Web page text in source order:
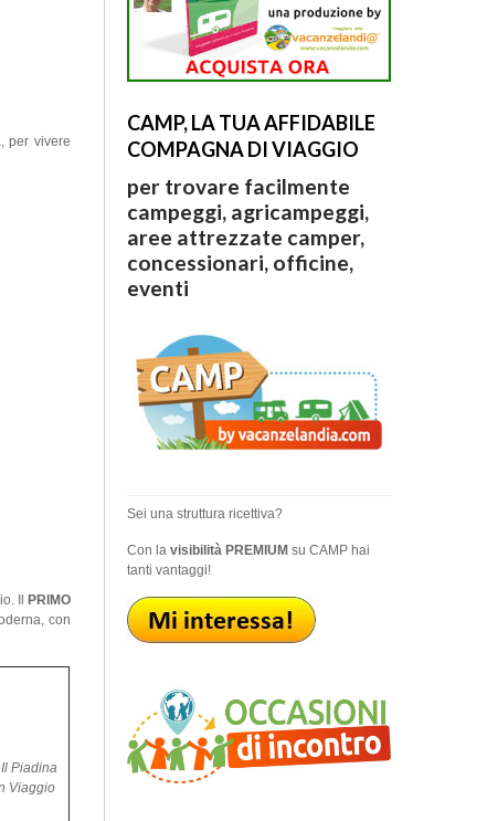
per vivere
Il
PRIMO
con
Piadina
Viaggio
CAMP, LA TUA AFFIDABILE
COMPAGNA DI VIAGGIO
per trovare facilmente
campeggi, agricampeggi,
aree attrezzate camper,
concessionari, officine,
eventi
Sei una struttura ricettiva?
Con la visibilità PREMIUMsu CAMP hai
tanti vantaggi!